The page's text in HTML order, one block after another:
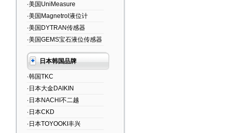
·美国UniMeasure
·美国Magnetrol液位计
·美国DYTRAN传感器
·美国GEMS宝石液位传感器
日本韩国品牌
·韩国TKC
·日本大金DAIKIN
·日本NACHI不二越
·日本CKD
·日本TOYOOKI丰兴